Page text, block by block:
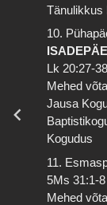
Tänulikkus
10.
Lk 20:27-
Mehed
Jausa
Kogudus
11.
5Ms 31:1-8
Mehed